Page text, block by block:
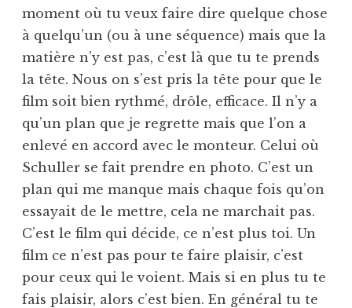
moment où tu veux faire dire quelque chose
à quelqu’un (ou à une séquence) mais que la
matière n’y est pas, c’est là que tu te prends
la tête. Nous on s’est pris la tête pour que le
film soit bien rythmé, drôle, efficace. Il n’y a
qu’un plan que je regrette mais que l’on a
enlevé en accord avec le monteur. Celui où
Schuller se fait prendre en photo. C’est un
plan qui me manque mais chaque fois qu’on
essayait de le mettre, cela ne marchait pas.
C’est le film qui décide, ce n’est plus toi. Un
film ce n’est pas pour te faire plaisir, c’est
pour ceux qui le voient. Mais si en plus tu te
fais plaisir, alors c’est bien. En général tu te